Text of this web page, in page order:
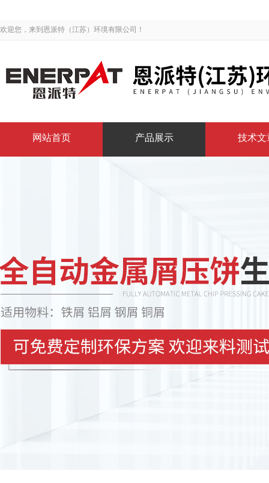
欢迎您，来到恩派特（江苏）环境有限公司！
网站首页 产品展示 技术文